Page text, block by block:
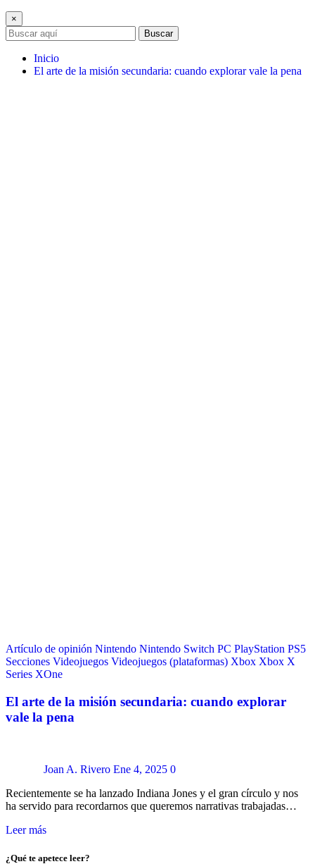
×
Buscar
Inicio
El arte de la misión secundaria: cuando explorar vale la pena
Artículo de opinión Nintendo Nintendo Switch PC PlayStation PS5
Secciones Videojuegos Videojuegos (plataformas) Xbox Xbox X
Series XOne
El arte de la misión secundaria: cuando explorar
vale la pena
Joan A. Rivero Ene 4, 2025 0
Recientemente se ha lanzado Indiana Jones y el gran círculo y nos
ha servido para recordarnos que queremos narrativas trabajadas…
Leer más
¿Qué te apetece leer?